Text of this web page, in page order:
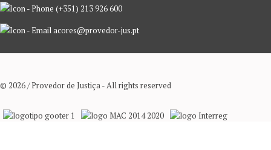
(+351) 213 926 600
acores@provedor-jus.pt
© 2026 / Provedor de Justiça - All rights reserved